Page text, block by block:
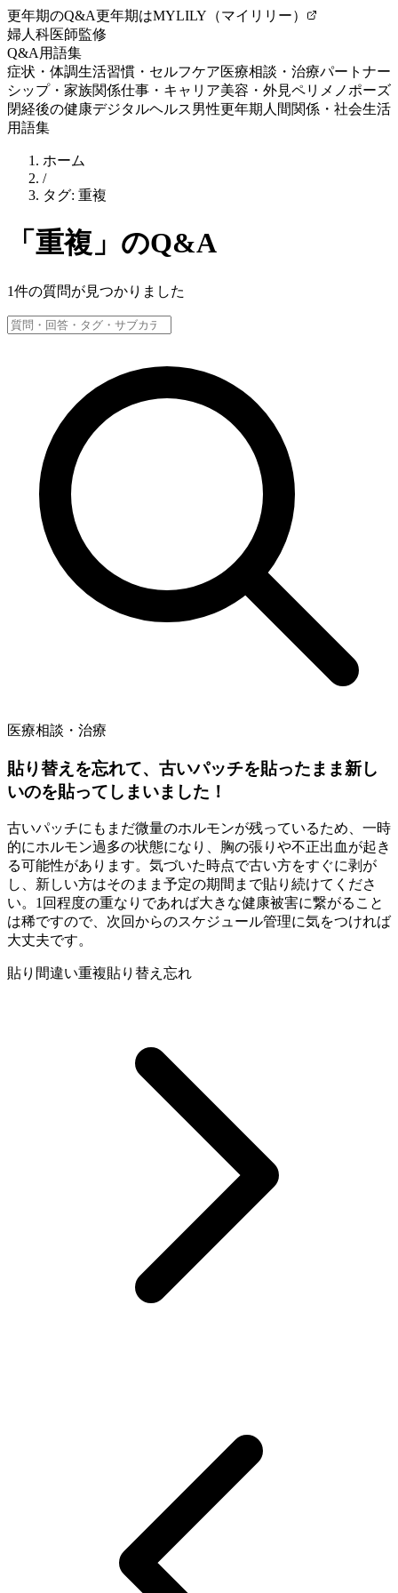
更年期のQ&A更年期はMYLILY（マイリリー）
婦人科医師監修
Q&A 用語集
症状・体調生活習慣・セルフケア医療相談・治療パートナー
シップ・家族関係仕事・キャリア美容・外見ペリメノポーズ
閉経後の健康デジタルヘルス男性更年期 人間関係・社会生活
用語集
ホーム
/
タグ: 重複
「 重複 」のQ&A
1件の質問が見つかりました
医療相談・治療
貼り替えを忘れて、古いパッチを貼ったまま新し
いのを貼ってしまいました！
古いパッチにもまだ微量のホルモンが残っているため、一時
的にホルモン過多の状態になり、胸の張りや不正出血が起き
る可能性があります。気づいた時点で古い方をすぐに剥が
し、新しい方はそのまま予定の期間まで貼り続けてくださ
い。1回程度の重なりであれば大きな健康被害に繋がること
は稀ですので、次回からのスケジュール管理に気をつければ
大丈夫です。
貼り間違い重複貼り替え忘れ